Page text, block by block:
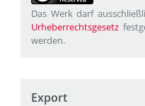
Das Werk darf
Urheberrechtsgesetz
werden.
Export